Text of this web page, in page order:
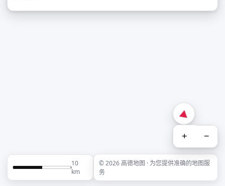
+ −
10
km
© 2026 高德地图 · 为您提供准确的地图服
务